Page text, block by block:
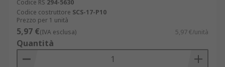
Codice RS 294-5630
Codice costruttore SCS-17-P10
Prezzo per 1 unità
5,97 €(IVA esclusa) 5,97 €/unità
Quantità